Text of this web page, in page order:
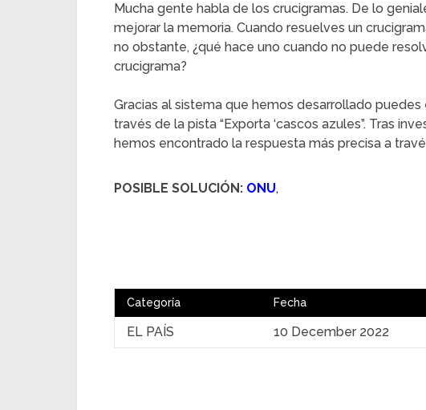
Mucha gente habla de los crucigramas. De lo
mejorar la memoria. Cuando resuelves un
no obstante, ¿qué hace uno cuando no puede
crucigrama?
Gracias al sistema que hemos desarrollado
través de la pista “Exporta ‘cascos azules”. Tras
hemos encontrado la respuesta más precisa a
POSIBLE SOLUCIÓN: ONU,
Categoría Fecha
EL PAÍS 10 December 2022